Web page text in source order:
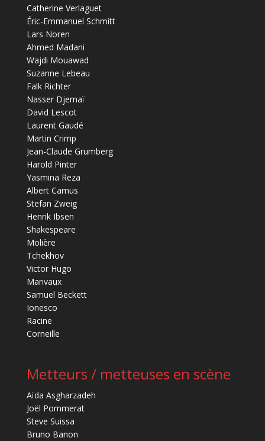
Catherine Verlaguet
Éric-Emmanuel Schmitt
Lars Noren
Ahmed Madani
Wajdi Mouawad
Suzanne Lebeau
Falk Richter
Nasser Djemaï
David Lescot
Laurent Gaudé
Martin Crimp
Jean-Claude Grumberg
Harold Pinter
Yasmina Reza
Albert Camus
Stefan Zweig
Henrik Ibsen
Shakespeare
Molière
Tchekhov
Victor Hugo
Marivaux
Samuel Beckett
Ionesco
Racine
Corneille
Metteurs / metteuses en scène
Aïda Asgharzadeh
Joël Pommerat
Steve Suissa
Bruno Banon